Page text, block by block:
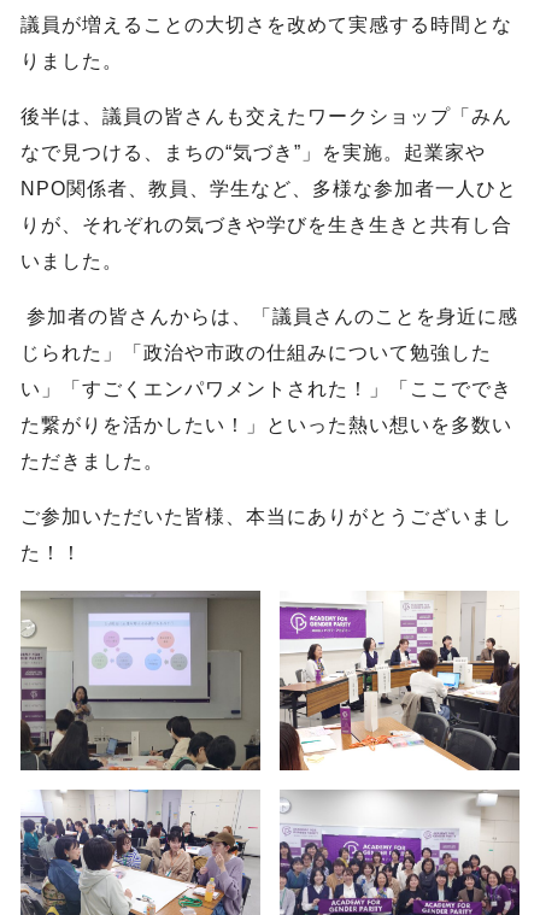
議員が増えることの大切さを改めて実感する時間とな
りました。
後半は、議員の皆さんも交えたワークショップ「みん
なで見つける、まちの“気づき”」を実施。起業家や
NPO関係者、教員、学生など、多様な参加者一人ひと
りが、それぞれの気づきや学びを生き生きと共有し合
いました。
参加者の皆さんからは、「議員さんのことを身近に感
じられた」「政治や市政の仕組みについて勉強した
い」「すごくエンパワメントされた！」「ここででき
た繋がりを活かしたい！」といった熱い想いを多数い
ただきました。
ご参加いただいた皆様、本当にありがとうございまし
た！！